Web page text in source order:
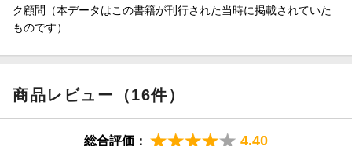
ク顧問（本データはこの書籍が刊行された当時に掲載されていた
ものです）
商品レビュー（16件）
総合評価： 4.40